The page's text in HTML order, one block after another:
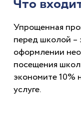
Что
Упрощенная
перед школой
оформлении
посещения
экономите 10%
услуге.